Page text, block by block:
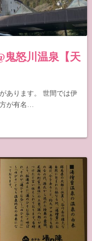
怒川温泉【天
あります。 世間では伊
が有名…